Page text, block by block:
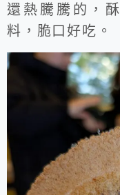
還熱騰騰的，
料，脆口好吃。